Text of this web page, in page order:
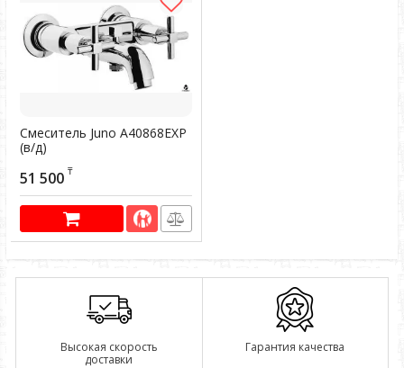
Смеситель Juno A40868EXP
(в/д)
603619
51 500 ₸
Высокая скорость
доставки
Гарантия качества